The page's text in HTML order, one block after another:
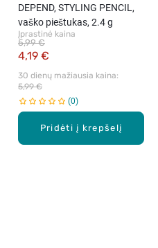
Pridėti į krepšelį
DEPEND, STYLING PENCIL,
vaško pieštukas, 2.4 g
Įprastinė kaina
4,19 €
5,99 €
30 dienų mažiausia kaina:
5,99 €
0